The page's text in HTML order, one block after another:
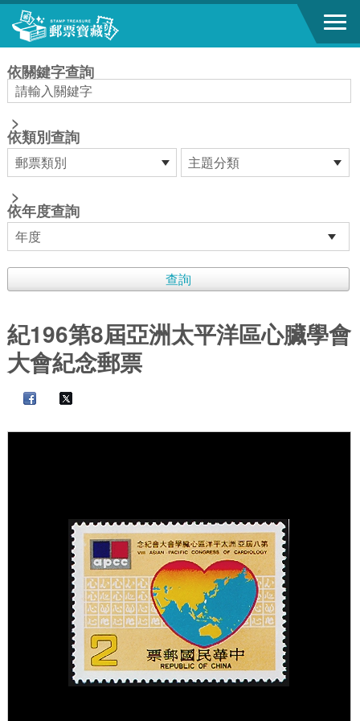
跳到主要內容區塊
依關鍵字查詢
>
依類別查詢
>
依年度查詢
紀196第8屆亞洲太平洋區心臟學會
大會紀念郵票